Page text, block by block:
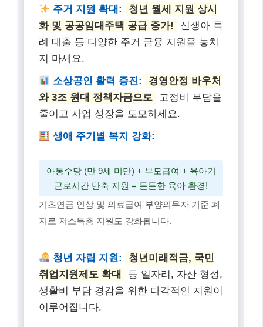
주거 지원 확대:
청년 월세 지원 상시
화 및 공공임대주택 공급 증가!
신생아 특
례 대출 등 다양한 주거 금융 지원을 놓치
지 마세요.
소상공인 활력 증진:
경영안정 바우처
와 3조 원대 정책자금으로
고정비 부담을
줄이고 사업 성장을 도모하세요.
생애 주기별 복지 강화:
아동수당 (만 9세 미만) + 부모급여 + 육아기
근로시간 단축 지원 = 든든한 육아 환경!
기초연금 인상 및 의료급여 부양의무자 기준 폐
지로 저소득층 지원도 강화됩니다.
청년 자립 지원:
청년미래적금, 국민
취업지원제도 확대
등 일자리, 자산 형성,
생활비 부담 경감을 위한 다각적인 지원이
이루어집니다.